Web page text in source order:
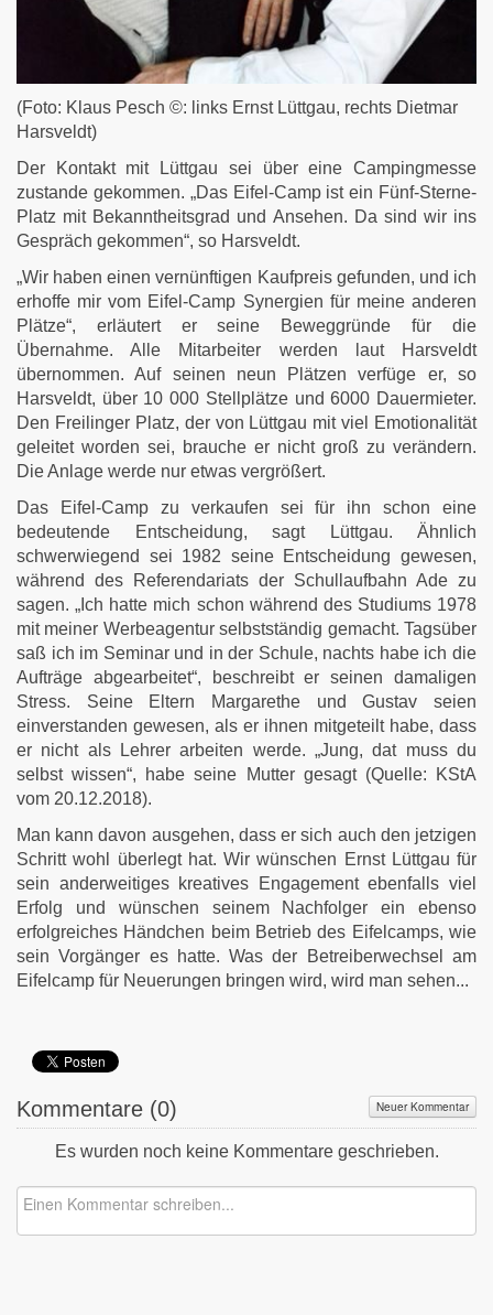
(Foto: Klaus Pesch ©: links Ernst Lüttgau, rechts Dietmar
Harsveldt)
Der Kontakt mit Lüttgau sei über eine Campingmesse
zustande gekommen. „Das Eifel-Camp ist ein Fünf-Sterne-
Platz mit Bekanntheitsgrad und Ansehen. Da sind wir ins
Gespräch gekommen“, so Harsveldt.
„Wir haben einen vernünftigen Kaufpreis gefunden, und ich
erhoffe mir vom Eifel-Camp Synergien für meine anderen
Plätze“, erläutert er seine Beweggründe für die
Übernahme. Alle Mitarbeiter werden laut Harsveldt
übernommen. Auf seinen neun Plätzen verfüge er, so
Harsveldt, über 10 000 Stellplätze und 6000 Dauermieter.
Den Freilinger Platz, der von Lüttgau mit viel Emotionalität
geleitet worden sei, brauche er nicht groß zu verändern.
Die Anlage werde nur etwas vergrößert.
Das Eifel-Camp zu verkaufen sei für ihn schon eine
bedeutende Entscheidung, sagt Lüttgau. Ähnlich
schwerwiegend sei 1982 seine Entscheidung gewesen,
während des Referendariats der Schullaufbahn Ade zu
sagen. „Ich hatte mich schon während des Studiums 1978
mit meiner Werbeagentur selbstständig gemacht. Tagsüber
saß ich im Seminar und in der Schule, nachts habe ich die
Aufträge abgearbeitet“, beschreibt er seinen damaligen
Stress. Seine Eltern Margarethe und Gustav seien
einverstanden gewesen, als er ihnen mitgeteilt habe, dass
er nicht als Lehrer arbeiten werde. „Jung, dat muss du
selbst wissen“, habe seine Mutter gesagt (Quelle: KStA
vom 20.12.2018).
Man kann davon ausgehen, dass er sich auch den jetzigen
Schritt wohl überlegt hat. Wir wünschen Ernst Lüttgau für
sein anderweitiges kreatives Engagement ebenfalls viel
Erfolg und wünschen seinem Nachfolger ein ebenso
erfolgreiches Händchen beim Betrieb des Eifelcamps, wie
sein Vorgänger es hatte. Was der Betreiberwechsel am
Eifelcamp für Neuerungen bringen wird, wird man sehen...
Kommentare (0) Neuer Kommentar
Es wurden noch keine Kommentare geschrieben.